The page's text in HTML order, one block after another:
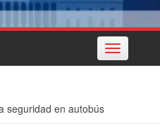
Toggle
navigation
seguridad en autobús